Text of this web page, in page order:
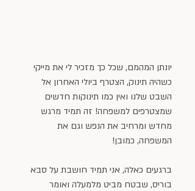
יונתן המהמם, שכל כך מזכיר לי את מייקי
כשהיה תינוק, הצטרף ביולי האחרון אל
השבט שלנו ואין כמו תינוקות חדשים
שמצטרפים למשפחה! זה תמיד מרגש
מחדש ומרחיב את הנפש וגם את
המשפחה, כמובן!
ברגעים כאלה, אני תמיד חושבת על סבא
בוריס, שבטח מביט מלמעלה ואומר